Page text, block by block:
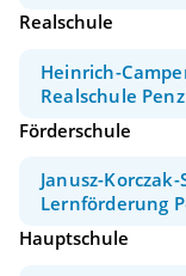
Realschule
Heinrich-
Realschule
Förderschule
Janusz-
Lernförderung
Hauptschule